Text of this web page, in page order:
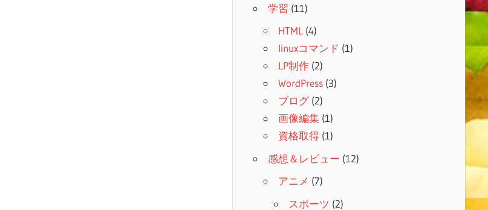
学習 (11)
HTML(4)
linuxコマンド (1)
LP制作(2)
WordPress(3)
ブログ(2)
画像編集(1)
資格取得(1)
感想＆レビュー (12)
アニメ (7)
スポーツ (2)